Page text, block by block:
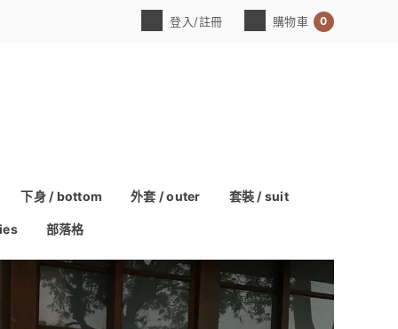
登入/註冊 購物車 0
下身 / bottom 外套 / outer 套裝 / suit
部落格